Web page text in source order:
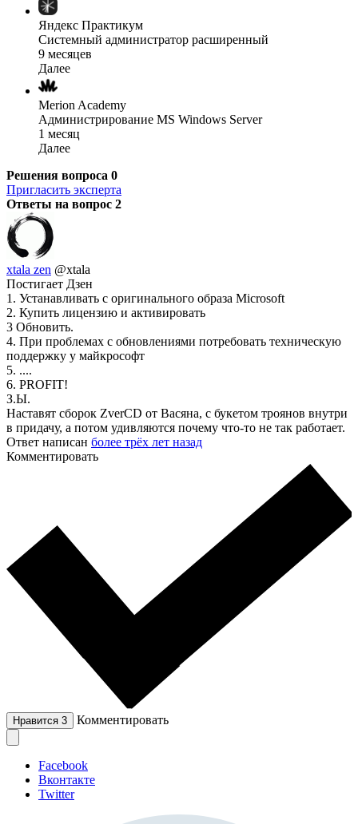
Яндекс Практикум
Системный администратор расширенный
9 месяцев
Далее
Merion Academy
Администрирование MS Windows Server
1 месяц
Далее
Решения вопроса 0
Пригласить эксперта
Ответы на вопрос 2
xtala zen @xtala
Постигает Дзен
1. Устанавливать с оригинального образа Microsoft
2. Купить лицензию и активировать
3 Обновить.
4. При проблемах с обновлениями потребовать техническую
поддержку у майкрософт
5. ....
6. PROFIT!
З.Ы.
Наставят сборок ZverCD от Васяна, с букетом троянов внутри
в придачу, а потом удивляются почему что-то не так работает.
Ответ написан более трёх лет назад
Комментировать
Нравится 3 Комментировать
Facebook
Вконтакте
Twitter